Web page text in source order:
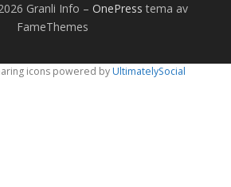
Granli Info – OnePress tema av
FameThemes
icons powered byUltimatelySocial